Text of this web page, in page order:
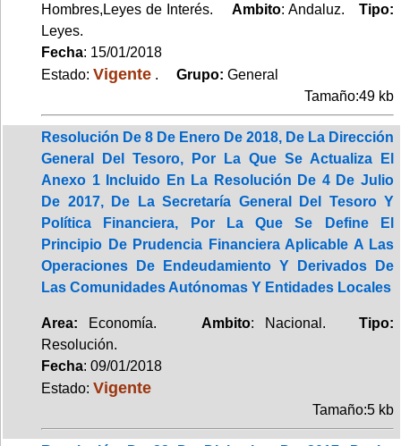
Hombres,Leyes de Interés.Ambito: Andaluz.Tipo:
Leyes.
Fecha: 15/01/2018
Estado: Vigente . Grupo: General
Tamaño:49 kb
Resolución De 8 De Enero De 2018, De La Dirección
General Del Tesoro, Por La Que Se Actualiza El
Anexo 1 Incluido En La Resolución De 4 De Julio
De 2017, De La Secretaría General Del Tesoro Y
Política Financiera, Por La Que Se Define El
Principio De Prudencia Financiera Aplicable A Las
Operaciones De Endeudamiento Y Derivados De
Las Comunidades Autónomas Y Entidades Locales
Area: Economía. Ambito: Nacional.Tipo:
Resolución.
Fecha: 09/01/2018
Estado: Vigente
Tamaño:5 kb